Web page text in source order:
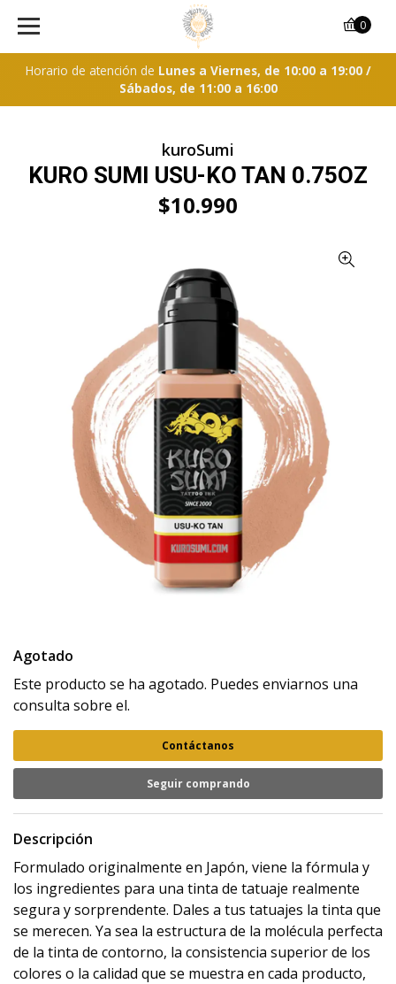
Horario de atención de Lunes a Viernes, de 10:00 a 19:00 /
Sábados, de 11:00 a 16:00
0
kuroSumi
KURO SUMI USU-KO TAN 0.75OZ
$10.990
Agotado
Este producto se ha agotado. Puedes enviarnos una
consulta sobre el.
Contáctanos
Seguir comprando
Descripción
Formulado originalmente en Japón, viene la fórmula y
los ingredientes para una tinta de tatuaje realmente
segura y sorprendente. Dales a tus tatuajes la tinta que
se merecen. Ya sea la estructura de la molécula perfecta
de la tinta de contorno, la consistencia superior de los
colores o la calidad que se muestra en cada producto,